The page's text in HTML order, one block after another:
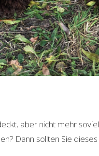
aber nicht mehr soviel
Dann sollten Sie dieses